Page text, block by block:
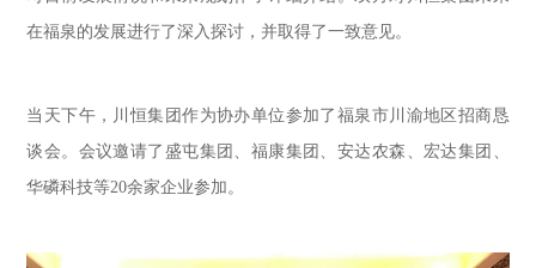
在福泉的发展进行了深入探讨，并取得了一致意见。
当天下午，川恒集团作为协办单位参加了福泉市川渝地区招商恳
谈会。会议邀请了盛屯集团、福康集团、安达农森、宏达集团、
华磷科技等20余家企业参加。